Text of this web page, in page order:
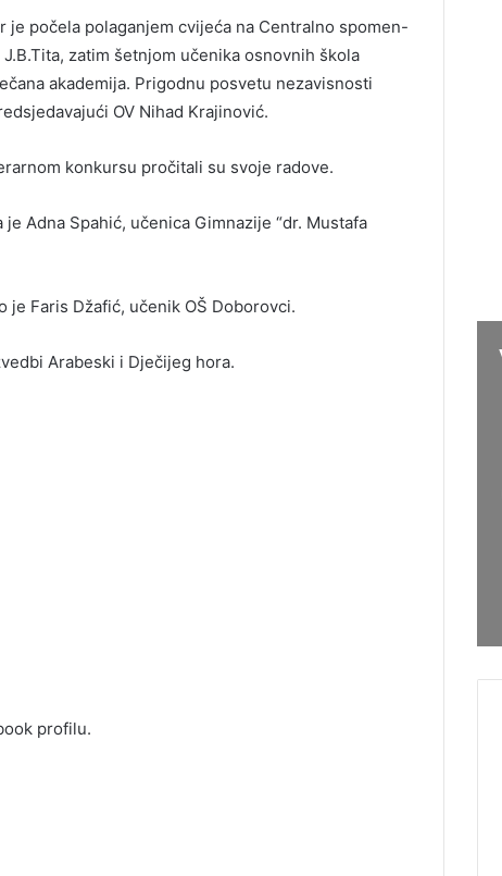
počela polaganjem cvijeća na Centralno spomen-
zatim šetnjom učenika osnovnih škola
akademija. Prigodnu posvetu nezavisnosti
OV Nihad Krajinović.
konkursu pročitali su svoje radove.
Adna Spahić, učenica Gimnazije “dr. Mustafa
Faris Džafić, učenik OŠ Doborovci.
Arabeski i Dječijeg hora.
profilu.